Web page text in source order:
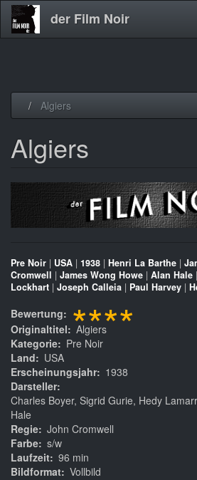
der Film Noir
Algiers
Algiers
Pre Noir | USA | 1938 | Henri La Barthe |
Cromwell | James Wong Howe | Alan Hale |
Lockhart | Joseph Calleia | Paul Harvey |
Bewertung ****
Originaltitel
Algiers
Kategorie
Pre Noir
Land
USA
Erscheinungsjahr
1938
Darsteller
Charles Boyer, Sigrid Gurie, Hedy
Hale
Regie John Cromwell
Farbe s/w
Laufzeit 96 min
Bildformat Vollbild